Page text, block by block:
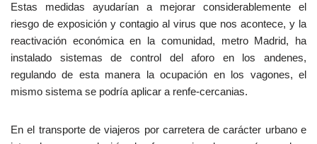
Estas medidas ayudarían a mejorar considerablemente el
riesgo de exposición y contagio al virus que nos acontece, y la
reactivación económica en la comunidad, metro Madrid, ha
instalado sistemas de control del aforo en los andenes,
regulando de esta manera la ocupación en los vagones, el
mismo sistema se podría aplicar a renfe-cercanias.
En el transporte de viajeros por carretera de carácter urbano e